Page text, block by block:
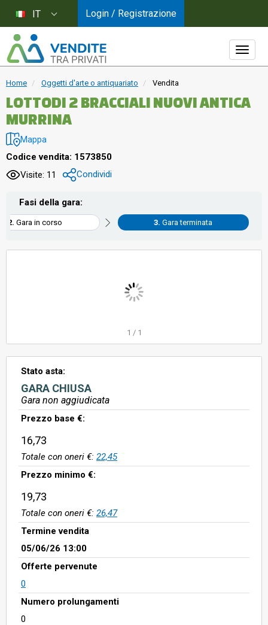
Home Oggetti d'arte o antiquariato Vendita
LOTTODI 2 BRACCIALI NUOVI ANTICA
MURRINA
Mappa
Codice vendita: 1573850
Visite: 11
Condividi
Fasi della gara:
Gara in corso Gara terminata
1 / 1
Stato asta:
GARA CHIUSA
Gara non aggiudicata
Prezzo base €:
16,73
Totale con oneri €: 22,45
Prezzo minimo €:
19,73
Totale con oneri €: 26,47
Termine vendita
05/06/26 13:00
Offerte pervenute
0
Numero prolungamenti
0
IT Login / Registrazione